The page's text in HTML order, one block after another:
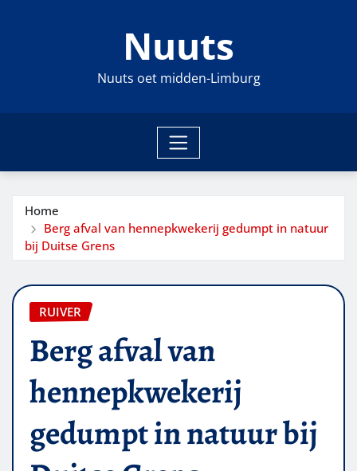
Nuuts
Nuuts oet midden-Limburg
Home
Berg afval van hennepkwekerij gedumpt in natuur
bij Duitse Grens
RUIVER
Berg afval van
hennepkwekerij
gedumpt in natuur bij